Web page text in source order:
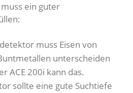
ein guter
muss Eisen von
unterscheiden
ACE 200i kann das.
sollte eine gute Suchtiefe